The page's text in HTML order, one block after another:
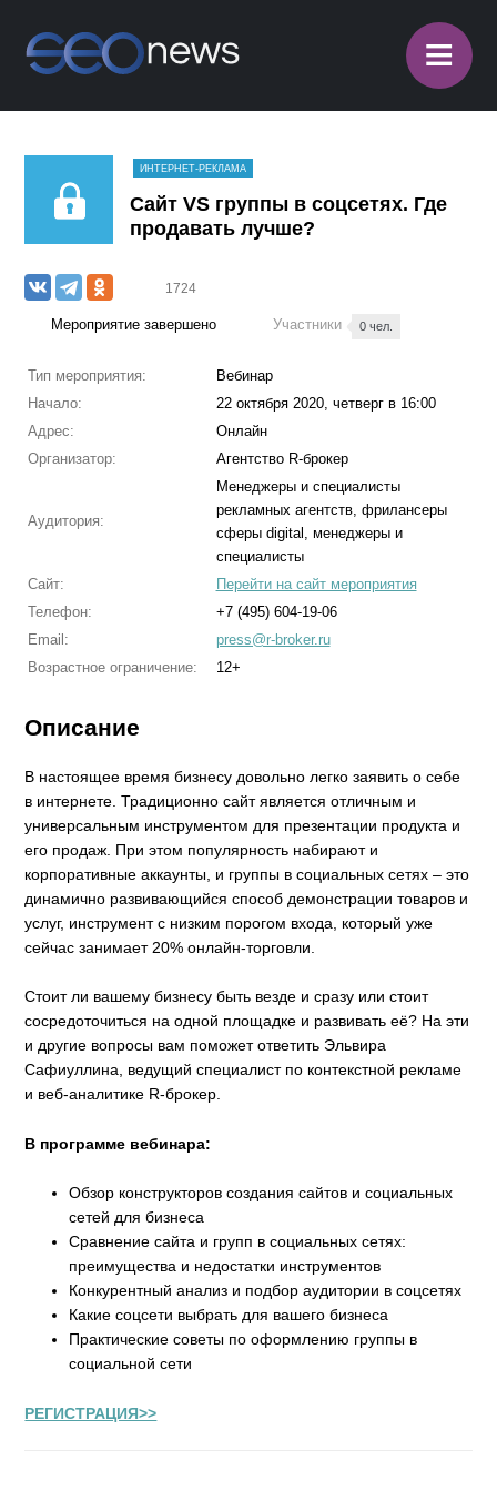
≡
ИНТЕРНЕТ-РЕКЛАМА
Сайт VS группы в соцсетях. Где
продавать лучше?
1724
Мероприятие завершено Участники 0 чел.
Тип мероприятия:
Вебинар
Начало:
22 октября 2020, четверг в 16:00
Адрес:
Онлайн
Организатор:
Агентство R-брокер
Аудитория:
Менеджеры и специалисты
рекламных агентств, фрилансеры
сферы digital, менеджеры и
специалисты
Сайт:
Перейти на сайт мероприятия
Телефон:
+7 (495) 604-19-06
Email:
press@r-broker.ru
Возрастное ограничение:
12+
Описание
В настоящее время бизнесу довольно легко заявить о себе
в интернете. Традиционно сайт является отличным и
универсальным инструментом для презентации продукта и
его продаж. При этом популярность набирают и
корпоративные аккаунты, и группы в социальных сетях – это
динамично развивающийся способ демонстрации товаров и
услуг, инструмент с низким порогом входа, который уже
сейчас занимает 20% онлайн-торговли.
Стоит ли вашему бизнесу быть везде и сразу или стоит
сосредоточиться на одной площадке и развивать её? На эти
и другие вопросы вам поможет ответить Эльвира
Сафиуллина, ведущий специалист по контекстной рекламе
и веб-аналитике R-брокер.
В программе вебинара:
Обзор конструкторов создания сайтов и социальных
сетей для бизнеса
Сравнение сайта и групп в социальных сетях:
преимущества и недостатки инструментов
Конкурентный анализ и подбор аудитории в соцсетях
Какие соцсети выбрать для вашего бизнеса
Практические советы по оформлению группы в
социальной сети
РЕГИСТРАЦИЯ>>